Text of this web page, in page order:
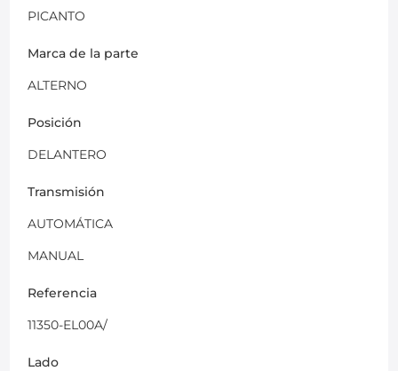
PICANTO
Marca de la parte
ALTERNO
Posición
DELANTERO
Transmisión
AUTOMÁTICA
MANUAL
Referencia
11350-EL00A/
Lado